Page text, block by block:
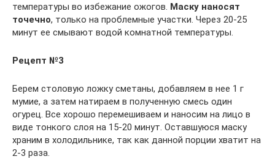
температуры во избежание ожогов. Маску наносят
точечно, только на проблемные участки. Через 20-25
минут ее смывают водой комнатной температуры.
Рецепт №3
Берем столовую ложку сметаны, добавляем в нее 1 г
мумие, а затем натираем в полученную смесь один
огурец. Все хорошо перемешиваем и наносим на лицо в
виде тонкого слоя на 15-20 минут. Оставшуюся маску
храним в холодильнике, так как данной порции хватит на
2-3 раза.